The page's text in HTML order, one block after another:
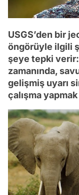
USGS’den bir
öngörüyle ilgili
şeye tepki
zamanında,
gelişmiş uyarı
çalışma